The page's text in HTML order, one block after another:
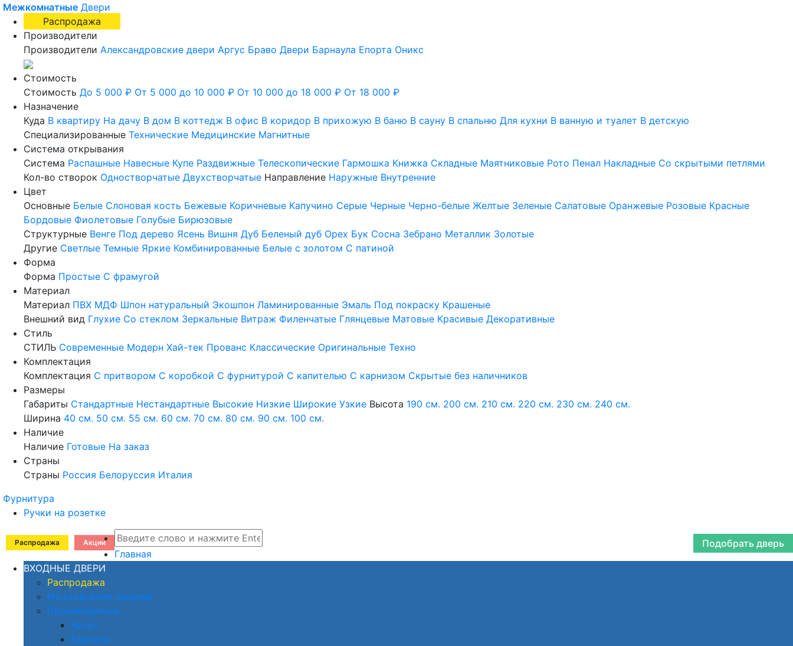
Межкомнатные Двери
Распродажа
Производители
Производители Александровские двери Аргус Браво Двери Барнаула Епорта Оникс
Стоимость
Стоимость До 5 000 ₽ От 5 000 до 10 000 ₽ От 10 000 до 18 000 ₽ От 18 000 ₽
Назначение
Куда В квартиру На дачу В дом В коттедж В офис В коридор В прихожую В баню В сауну В спальню Для кухни В ванную и туалет В детскую
Специализированные Технические Медицинские Магнитные
Система открывания
Система Распашные Навесные Купе Раздвижные Телескопические Гармошка Книжка Складные Маятниковые Рото Пенал Накладные Со скрытыми петлями
Кол-во створок Одностворчатые Двухстворчатые Направление Наружные Внутренние
Цвет
Основные Белые Слоновая кость Бежевые Коричневые Капучино Серые Черные Черно-белые Желтые Зеленые Салатовые Оранжевые Розовые Красные
Бордовые Фиолетовые Голубые Бирюзовые
Структурные Венге Под дерево Ясень Вишня Дуб Беленый дуб Орех Бук Сосна Зебрано Металлик Золотые
Другие Светлые Темные Яркие Комбинированные Белые с золотом С патиной
Форма
Форма Простые С фрамугой
Материал
Материал ПВХ МДФ Шпон натуральный Экошпон Ламинированные Эмаль Под покраску Крашеные
Внешний вид Глухие Со стеклом Зеркальные Витраж Филенчатые Глянцевые Матовые Красивые Декоративные
Стиль
СТИЛЬ Современные Модерн Хай-тек Прованс Классические Оригинальные Техно
Комплектация
Комплектация С притвором С коробкой С фурнитурой С капителью С карнизом Скрытые без наличников
Размеры
Габариты Стандартные Нестандартные Высокие Низкие Широкие Узкие Высота 190 см. 200 см. 210 см. 220 см. 230 см. 240 см.
Ширина 40 см. 50 см. 55 см. 60 см. 70 см. 80 см. 90 см. 100 см.
Наличие
Наличие Готовые На заказ
Страны
Страны Россия Белоруссия Италия
Фурнитура
Ручки на розетке
Распродажа Акции
Подобрать дверь
Главная
ВХОДНЫЕ ДВЕРИ
Распродажа
Изготовление панелей
Производитель
Аргус
Берлога